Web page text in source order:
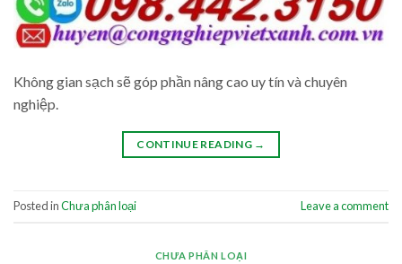
Không gian sạch sẽ góp phần nâng cao uy tín và chuyên
nghiệp.
CONTINUE READING →
Posted inChưa phân loại Leave a comment
CHƯA PHÂN LOẠI